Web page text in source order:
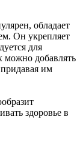
обладает
Он укрепляет
для
добавлять
им
здоровье в